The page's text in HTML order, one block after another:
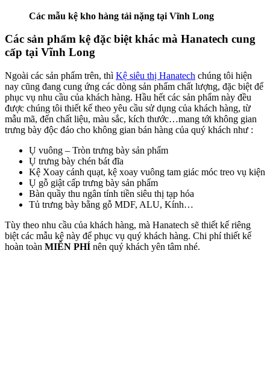
Các mẫu kệ kho hàng tải nặng tại Vĩnh Long
Các sản phẩm kệ đặc biệt khác mà Hanatech cung
cấp tại Vĩnh Long
Ngoài các sản phẩm trên, thì Kệ siêu thị Hanatech chúng tôi hiện
nay cũng đang cung ứng các dòng sản phẩm chất lượng, đặc biệt để
phục vụ nhu cầu của khách hàng. Hầu hết các sản phẩm này đều
được chúng tôi thiết kế theo yêu cầu sử dụng của khách hàng, từ
mẫu mã, đến chất liệu, màu sắc, kích thước…mang tới không gian
trưng bày độc đáo cho không gian bán hàng của quý khách như :
Ụ vuông – Tròn trưng bày sản phẩm
Ụ trưng bày chén bát đĩa
Kệ Xoay cánh quạt, kệ xoay vuông tam giác móc treo vụ kiện
Ụ gỗ giật cấp trưng bày sản phẩm
Bàn quầy thu ngân tính tiền siêu thị tạp hóa
Tủ trưng bày bằng gỗ MDF, ALU, Kính…
Tùy theo nhu cầu của khách hàng, mà Hanatech sẽ thiết kế riêng
biệt các mẫu kệ này để phục vụ quý khách hàng. Chi phí thiết kế
hoàn toàn MIỄN PHÍ nên quý khách yên tâm nhé.